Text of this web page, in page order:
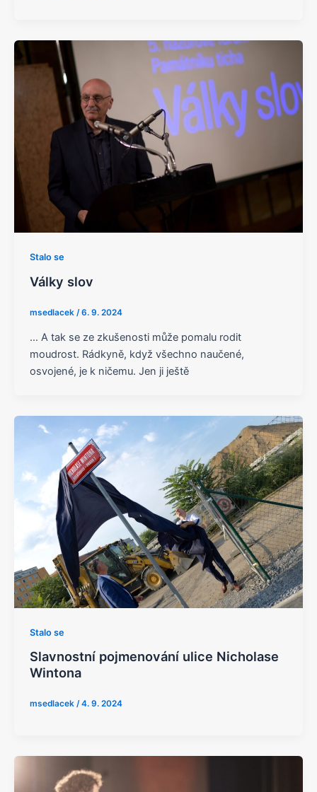
Stalo se
Války slov
msedlacek /6. 9. 2024
… A tak se ze zkušenosti může pomalu rodit
moudrost. Rádkyně, když všechno naučené,
osvojené, je k ničemu. Jen ji ještě
Stalo se
Slavnostní pojmenování ulice Nicholase
Wintona
msedlacek /4. 9. 2024